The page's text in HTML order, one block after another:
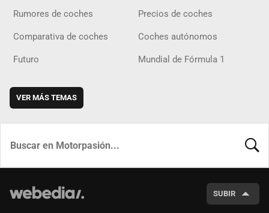
Rumores de coches Precios de coches
Comparativa de coches Coches autónomos
Futuro Mundial de Fórmula 1
VER MÁS TEMAS
SUBIR